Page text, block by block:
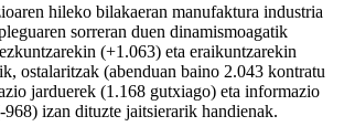
hileko bilakaeran manufaktura industria
sorreran duen dinamismoagatik
(+1.063) eta eraikuntzarekin
ostalaritzak (abenduan baino 2.043 kontratu
jarduerek (1.168 gutxiago) eta informazio
izan dituzte jaitsierarik handienak.